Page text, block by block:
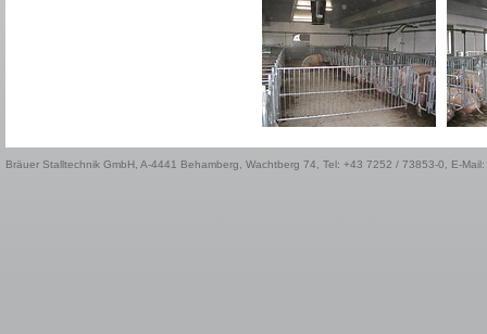
Bräuer Stalltechnik GmbH, A-4441 Behamberg, Wachtberg 74, Tel: +43 7252 / 73853-0, E-Mail: